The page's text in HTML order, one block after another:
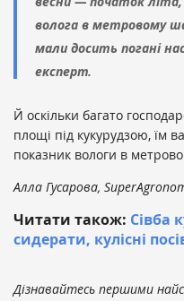
волога в метровому
мали досить погані
експерт.
Й оскільки багато
площі під кукурудзою, їм
показник вологи в
Алла Гусарова,
Читати також: Сівба
сидерати, кулісні
Дізнавайтесь першими